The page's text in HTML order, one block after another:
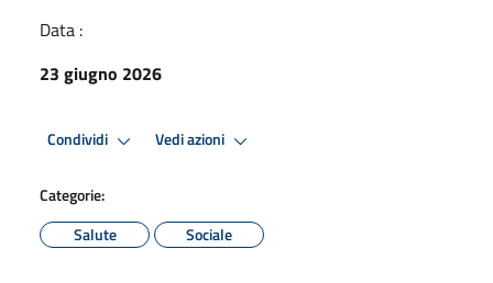
Data :
23 giugno 2026
Condividi Vedi azioni
Categorie:
Salute
Sociale